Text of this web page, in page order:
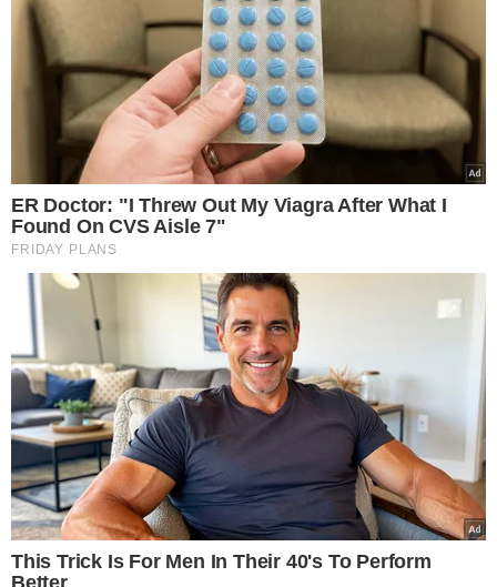
Piauí a expandir a parceria com a CS Grãos em mais 307
km de rodovias (PI-247, PI-391 e PI-392) na região dos
Cerrados, totalizando 584 km sob operação do consórcio.
Essas rodovias são vitais para o escoamento da
produção de soja na região sul do Piauí. Rafael Fonteles
enfatizou que o modelo de PPP da Transcerrados está se
tornando um caso de sucesso nacional e anunciou
planos de expansão para outras rodovias sempre que
possível.
O QUE DIZ O DIRETOR:Leonardo Sobral, diretor-geral
do Departamento de Estradas de Rodagem (DER),
destacou a grande expectativa dos produtores de soja e
milho em relação à Transcerrados e anunciou
investimentos adicionais até 2026. Ele ressaltou que,
durante a gestão do governador Rafael Fonteles, serão
investidos mais R$ 800 milhões na construção ou
recuperação de 600 km de estradas na região dos
Cerrados.
Além das melhorias na infraestrutura viária, o
governador inaugurou diversas outras obras nos
municípios de Currais e Bom Jesus. Em Currais, foram
inauguradas a recuperação e sinalização da PI-392
(rodovia da soja), o campo de futebol do Estádio
Municipal Silvinão e uma praça. Rafael Fonteles também